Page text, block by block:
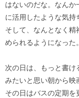
はないのだな。なん
に活用したような気持
そして、なんとなく
められるようになった。
次の日は、もっと書け
みたいと思い朝から映
その日はバスの定期を